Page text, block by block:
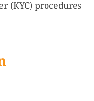
(KYC) procedures